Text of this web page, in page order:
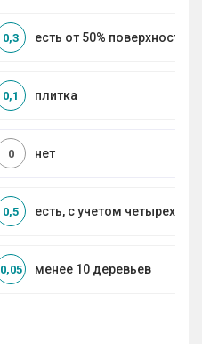
есть от 50% поверхности
0,3
плитка
0,1
нет
0
есть, с учетом четырех
0,5
менее 10 деревьев
0,05